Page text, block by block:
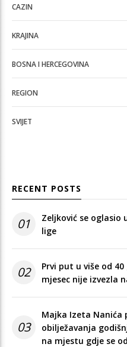
CAZIN
KRAJINA
BOSNA I HERCEGOVINA
REGION
SVIJET
RECENT POSTS
01
Zeljković se oglasio
lige
02
Prvi put u više od
mjesec nije izvezla
03
Majka Izeta Nanića
obilježavanja
na mjestu gdje se